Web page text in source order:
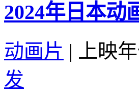
2024年日本动
动画片 | 上映
发